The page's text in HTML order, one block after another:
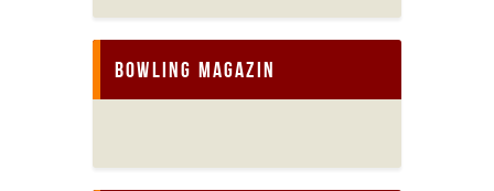
Bowling Magazin